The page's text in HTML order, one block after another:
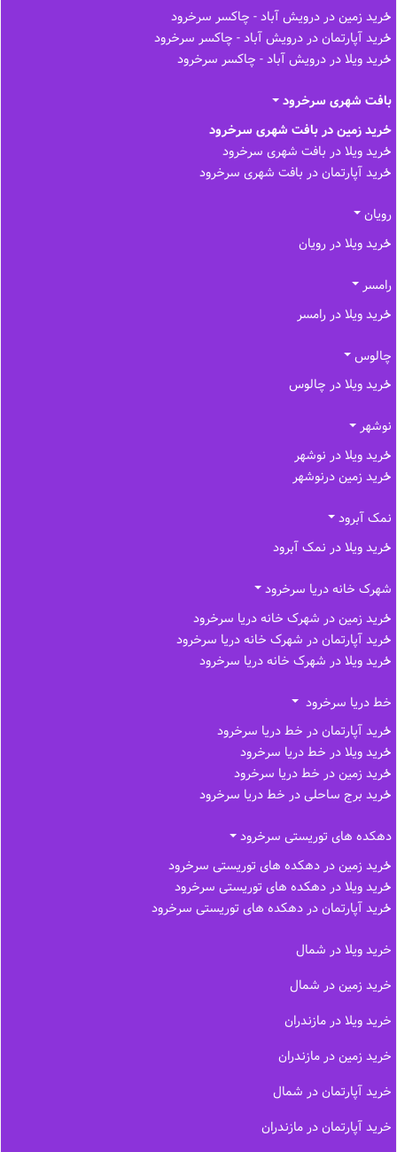
خرید زمین در درویش آباد - چاکسر سرخرود
خرید آپارتمان در درویش آباد - چاکسر سرخرود
خرید ویلا در درویش آباد - چاکسر سرخرود
بافت شهری سرخرود
خرید زمین در بافت شهری سرخرود
خرید ویلا در بافت شهری سرخرود
خرید آپارتمان در بافت شهری سرخرود
رویان
خرید ویلا در رویان
رامسر
خرید ویلا در رامسر
چالوس
خرید ویلا در چالوس
نوشهر
خرید ویلا در نوشهر
خرید زمین درنوشهر
نمک آبرود
خرید ویلا در نمک آبرود
شهرک خانه دریا سرخرود
خرید زمین در شهرک خانه دریا سرخرود
خرید آپارتمان در شهرک خانه دریا سرخرود
خرید ویلا در شهرک خانه دریا سرخرود
خط دریا سرخرود
خرید آپارتمان در خط دریا سرخرود
خرید ویلا در خط دریا سرخرود
خرید زمین در خط دریا سرخرود
خرید برج ساحلی در خط‌ دریا سرخرود
دهکده های توریستی سرخرود
خرید زمین در دهکده های توریستی سرخرود
خرید ویلا در دهکده های توریستی سرخرود
خرید آپارتمان در دهکده های توریستی سرخرود
خرید ویلا در شمال
خرید زمین در شمال
خرید ویلا در مازندران
خرید زمین در مازندران
خرید آپارتمان در شمال
خرید آپارتمان در مازندران